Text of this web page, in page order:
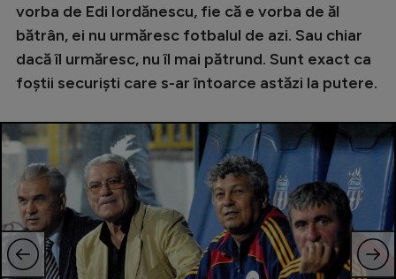
vorba de Edi Iordănescu, fie că e vorba de ăl
bătrân, ei nu urmăresc fotbalul de azi. Sau chiar
dacă îl urmăresc, nu îl mai pătrund. Sunt exact ca
foștii securiști care s-ar întoarce astăzi la putere.